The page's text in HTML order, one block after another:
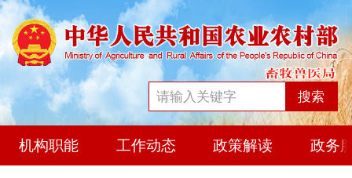
搜索
机构职能 工作动态 政策解读 政务